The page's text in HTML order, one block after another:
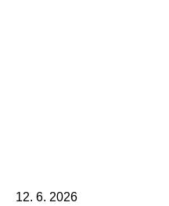
12. 6. 2026